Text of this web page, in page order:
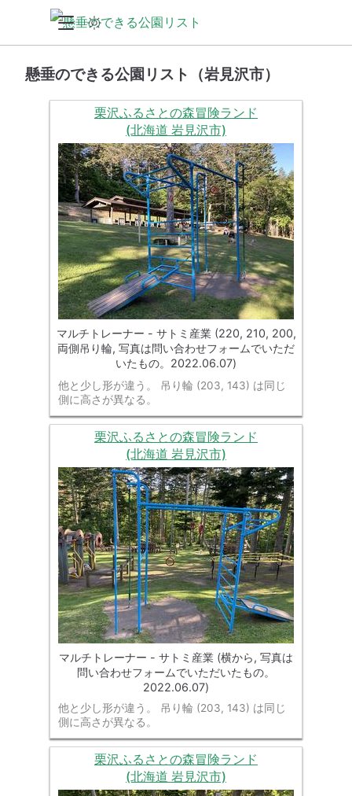
懸垂のできる公園リスト（岩見沢市）
栗沢ふるさとの森冒険ランド
(北海道 岩見沢市)
マルチトレーナー - サトミ産業 (220, 210, 200,
両側吊り輪, 写真は問い合わせフォームでいただ
いたもの。2022.06.07)
他と少し形が違う。 吊り輪 (203, 143) は同じ
側に高さが異なる。
栗沢ふるさとの森冒険ランド
(北海道 岩見沢市)
マルチトレーナー - サトミ産業 (横から, 写真は
問い合わせフォームでいただいたもの。
2022.06.07)
他と少し形が違う。 吊り輪 (203, 143) は同じ
側に高さが異なる。
栗沢ふるさとの森冒険ランド
(北海道 岩見沢市)